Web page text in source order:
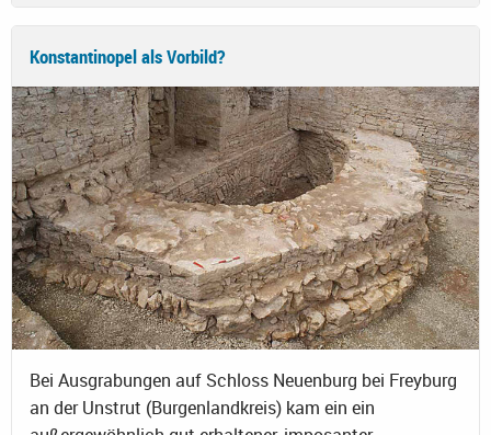
Konstantinopel als Vorbild?
Bei Ausgrabungen auf Schloss Neuenburg bei Freyburg
an der Unstrut (Burgenlandkreis) kam ein ein